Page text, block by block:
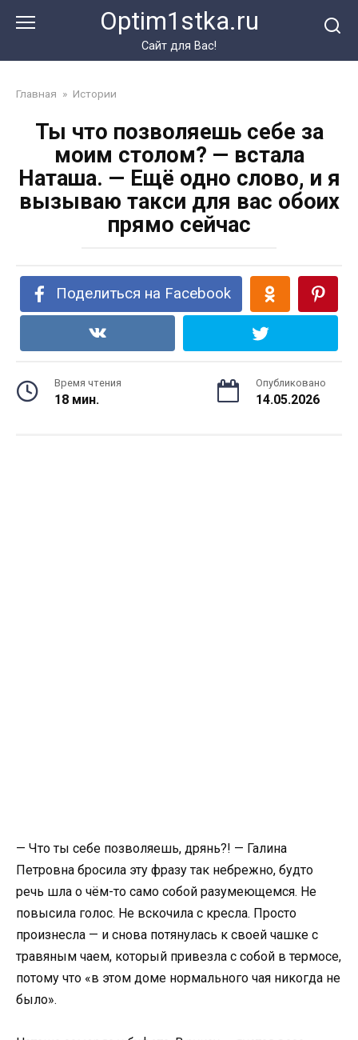
Optim1stka.ru
Сайт для Вас!
Главная » Истории
Ты что позволяешь себе за
моим столом? — встала
Наташа. — Ещё одно слово, и я
вызываю такси для вас обоих
прямо сейчас
Поделиться на Facebook
Время чтения
18 мин.
Опубликовано
14.05.2026
— Что ты себе позволяешь, дрянь?! — Галина
Петровна бросила эту фразу так небрежно, будто
речь шла о чём-то само собой разумеющемся. Не
повысила голос. Не вскочила с кресла. Просто
произнесла — и снова потянулась к своей чашке с
травяным чаем, который привезла с собой в термосе,
потому что «в этом доме нормального чая никогда не
было».